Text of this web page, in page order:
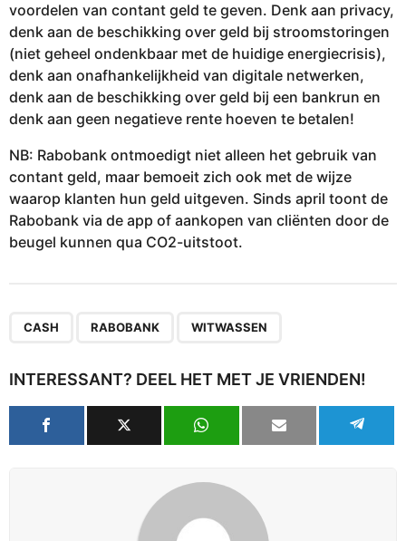
voordelen van contant geld te geven. Denk aan privacy,
denk aan de beschikking over geld bij stroomstoringen
(niet geheel ondenkbaar met de huidige energiecrisis),
denk aan onafhankelijkheid van digitale netwerken,
denk aan de beschikking over geld bij een bankrun en
denk aan geen negatieve rente hoeven te betalen!
NB: Rabobank ontmoedigt niet alleen het gebruik van
contant geld, maar bemoeit zich ook met de wijze
waarop klanten hun geld uitgeven. Sinds april toont de
Rabobank via de app of aankopen van cliënten door de
beugel kunnen qua CO2-uitstoot.
CASH RABOBANK WITWASSEN
INTERESSANT? DEEL HET MET JE VRIENDEN!